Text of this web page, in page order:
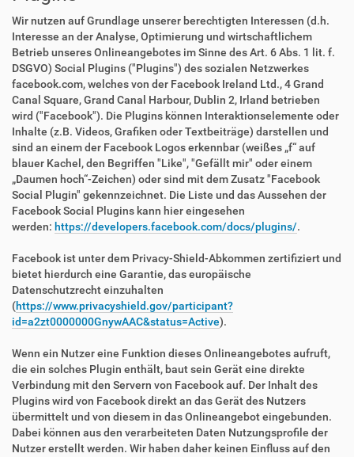
Wir nutzen auf Grundlage unserer berechtigten Interessen (d.h.
Interesse an der Analyse, Optimierung und wirtschaftlichem
Betrieb unseres Onlineangebotes im Sinne des Art. 6 Abs. 1 lit. f.
DSGVO) Social Plugins ("Plugins") des sozialen Netzwerkes
facebook.com, welches von der Facebook Ireland Ltd., 4 Grand
Canal Square, Grand Canal Harbour, Dublin 2, Irland betrieben
wird ("Facebook"). Die Plugins können Interaktionselemente oder
Inhalte (z.B. Videos, Grafiken oder Textbeiträge) darstellen und
sind an einem der Facebook Logos erkennbar (weißes „f“ auf
blauer Kachel, den Begriffen "Like", "Gefällt mir" oder einem
„Daumen hoch“-Zeichen) oder sind mit dem Zusatz "Facebook
Social Plugin" gekennzeichnet. Die Liste und das Aussehen der
Facebook Social Plugins kann hier eingesehen
werden: https://developers.facebook.com/docs/plugins/.
Facebook ist unter dem Privacy-Shield-Abkommen zertifiziert und
bietet hierdurch eine Garantie, das europäische
Datenschutzrecht einzuhalten
(https://www.privacyshield.gov/participant?
id=a2zt0000000GnywAAC&status=Active).
Wenn ein Nutzer eine Funktion dieses Onlineangebotes aufruft,
die ein solches Plugin enthält, baut sein Gerät eine direkte
Verbindung mit den Servern von Facebook auf. Der Inhalt des
Plugins wird von Facebook direkt an das Gerät des Nutzers
übermittelt und von diesem in das Onlineangebot eingebunden.
Dabei können aus den verarbeiteten Daten Nutzungsprofile der
Nutzer erstellt werden. Wir haben daher keinen Einfluss auf den